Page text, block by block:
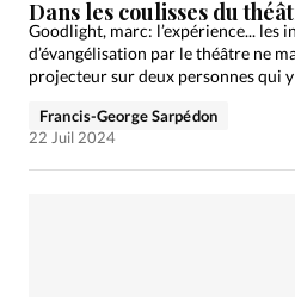
Dans les coulisses du
Goodlight, marc: l’expérience... les
d’évangélisation par le théâtre ne
projecteur sur deux personnes qui
Francis-George Sarpédon
22 Juil 2024